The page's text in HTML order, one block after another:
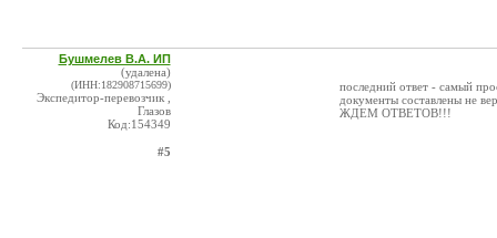
Бушмелев В.А. ИП
(удалена)
(ИНН:182908715699)
Экспедитор-перевозчик ,
Глазов
Код:154349
#5
последний ответ - самый
документы составлены не
ЖДЕМ ОТВЕТОВ!!!